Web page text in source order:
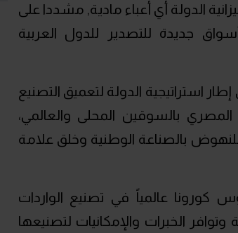
الدولة أي أعباء مادية, مشددا على
جديدة للتصدير للدول العربية
استراتيجية الدولة لتعميق التصنيع
المصري بالسوقين المحلى والعالمي،
بالصناعة الوطنية وخلق علامة
كورونا عالمياً في تصنيع الواردات
الخبرات والإمكانيات لتصنيعها